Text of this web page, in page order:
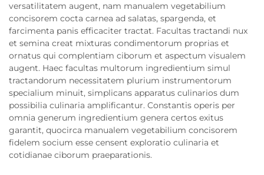
versatilitatem augent, nam manualem vegetabilium
concisorem cocta carnea ad salatas, spargenda, et
farcimenta panis efficaciter tractat. Facultas tractandi nux
et semina creat mixturas condimentorum proprias et
ornatus qui complentiam ciborum et aspectum visualem
augent. Haec facultas multorum ingredientium simul
tractandorum necessitatem plurium instrumentorum
specialium minuit, simplicans apparatus culinarios dum
possibilia culinaria amplificantur. Constantis operis per
omnia generum ingredientium genera certos exitus
garantit, quocirca manualem vegetabilium concisorem
fidelem socium esse censent exploratio culinaria et
cotidianae ciborum praeparationis.